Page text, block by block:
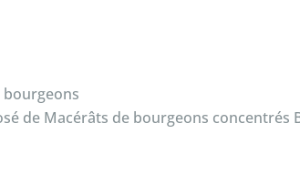
bourgeons
de Macérâts de bourgeons concentrés